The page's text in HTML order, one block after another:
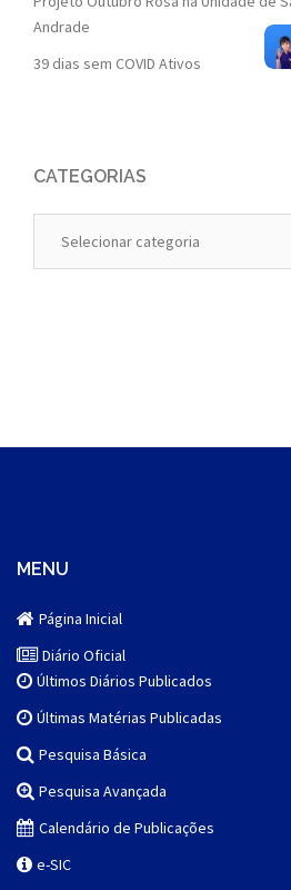
Andrade
39 dias sem COVID Ativos
CATEGORIAS
MENU
Página Inicial
Diário Oficial
Últimos Diários Publicados
Últimas Matérias Publicadas
Pesquisa Básica
Pesquisa Avançada
Calendário de Publicações
e-SIC